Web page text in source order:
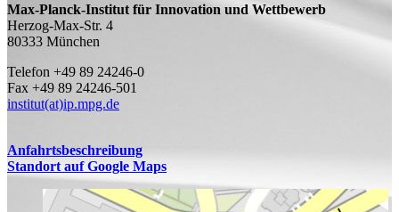
Max-Planck-Institut für Innovation und Wettbewerb
Herzog-Max-Str. 4
80333 München
Telefon +49 89 24246-0
Fax +49 89 24246-501
institut(at)ip.mpg.de
Anfahrtsbeschreibung
Standort auf Google Maps